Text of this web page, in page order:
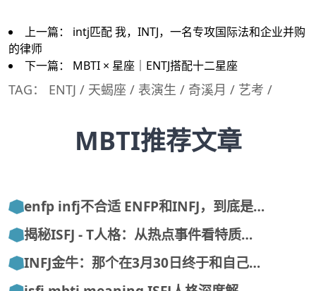
上一篇： intj匹配 我，INTJ，一名专攻国际法和企业并购
的律师
下一篇： MBTI × 星座｜ENTJ搭配十二星座
TAG： ENTJ / 天蝎座 / 表演生 / 奇溪月 / 艺考 /
MBTI推荐文章
enfp infj不合适 ENFP和INFJ，到底是…
揭秘ISFJ - T人格：从热点事件看特质…
INFJ金牛：那个在3月30日终于和自己…